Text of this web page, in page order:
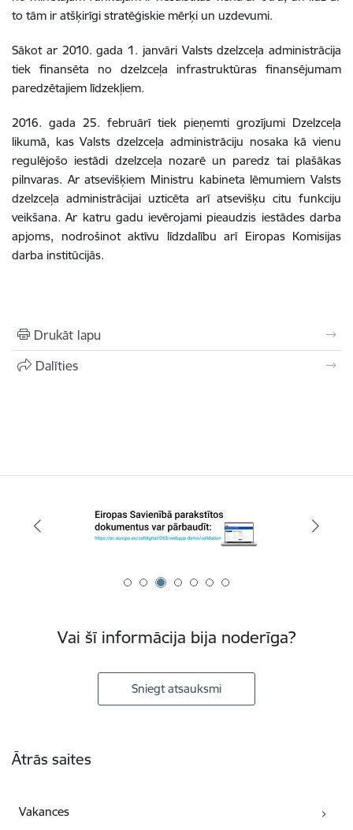
to tām ir atšķirīgi stratēģiskie mērķi un uzdevumi.
Sākot ar 2010. gada 1. janvāri Valsts dzelzceļa administrācija
tiek finansēta no dzelzceļa infrastruktūras finansējumam
paredzētajiem līdzekļiem.
2016. gada 25. februārī tiek pieņemti grozījumi Dzelzceļa
likumā, kas Valsts dzelzceļa administrāciju nosaka kā vienu
regulējošo iestādi dzelzceļa nozarē un paredz tai plašākas
pilnvaras. Ar atsevišķiem Ministru kabineta lēmumiem Valsts
dzelzceļa administrācijai uzticēta arī atsevišķu citu funkciju
veikšana. Ar katru gadu ievērojami pieaudzis iestādes darba
apjoms, nodrošinot aktīvu līdzdalību arī Eiropas Komisijas
darba institūcijās.
Drukāt lapu
Dalīties
Vai šī informācija bija noderīga?
Sniegt atsauksmi
Ātrās saites
Vakances